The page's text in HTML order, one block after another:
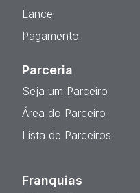
Lance
Pagamento
Parceria
Seja um Parceiro
Área do Parceiro
Lista de Parceiros
Franquias